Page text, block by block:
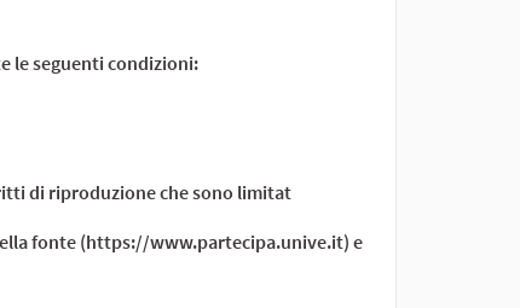
le seguenti condizioni:
di riproduzione che sono limitat
fonte (https://www.partecipa.unive.it) e